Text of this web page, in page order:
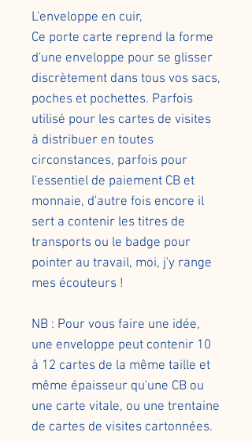
L'enveloppe en cuir,
Ce porte carte reprend la forme
d'une enveloppe pour se glisser
discrètement dans tous vos sacs,
poches et pochettes. Parfois
utilisé pour les cartes de visites
à distribuer en toutes
circonstances, parfois pour
l'essentiel de paiement CB et
monnaie, d'autre fois encore il
sert a contenir les titres de
transports ou le badge pour
pointer au travail, moi, j'y range
mes écouteurs !
NB : Pour vous faire une idée,
une enveloppe peut contenir 10
à 12 cartes de la même taille et
même épaisseur qu'une CB ou
une carte vitale, ou une trentaine
de cartes de visites cartonnées.